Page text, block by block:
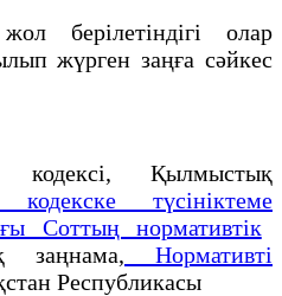
берілетіндігі олар
жүрген заңға сәйкес
кодексi, Қылмыстық
түсініктеме
Соттың нормативтік
заңнама, Нормативті
Республикасы